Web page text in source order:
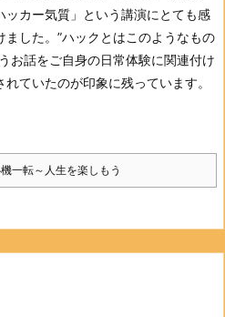
ッカー気質」という講演にとても感
ました。”ハックとはこのようなもの
お話をご自身の日常体験に関連付け
れていたのが印象に残っています。
一転～人生を楽しもう